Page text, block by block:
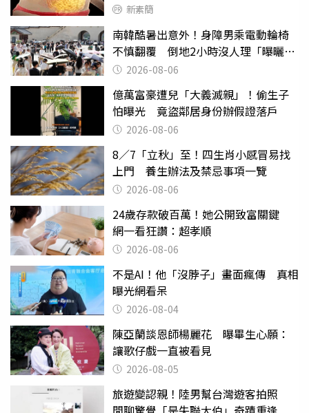
新素簡
南韓酷暑出意外！身障男乘電動輪椅
不慎翻覆 倒地2小時沒人理「曝曬
亡」2026-08-06
億萬富豪遭兒「大義滅親」！偷生子
怕曝光 竟盜鄰居身份辦假證落戶
2026-08-06
8／7「立秋」至！四生肖小感冒易找
上門 養生辦法及禁忌事項一覽
2026-08-06
24歲存款破百萬！她公開致富關鍵
網一看狂讚：超孝順
2026-08-06
不是AI！他「沒脖子」畫面瘋傳 真相
曝光網看呆
2026-08-04
陳亞蘭談恩師楊麗花 曝畢生心願：
讓歌仔戲一直被看見
2026-08-05
旅遊變認親！陸男幫台灣遊客拍照